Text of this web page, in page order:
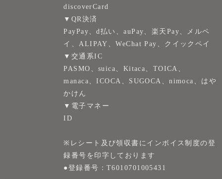
discoverCard
▼QR決済
PayPay、d払い、auPay、楽天Pay、メルペ
イ、ALIPAY、WeChat Pay、クイックペイ
▼交通系IC
PASMO、suica、Kitaca、TOICA、
manaca、ICOCA、SUGOCA、nimoca、はや
かけん
▼電子マネー
ID
※レシート及び領収書にインボイス制度の登
録番号を印字しております
●登録番号：T6010701005431